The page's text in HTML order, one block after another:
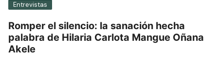
Entrevistas
Romper el silencio: la sanación hecha
palabra de Hilaria Carlota Mangue Oñana
Akele